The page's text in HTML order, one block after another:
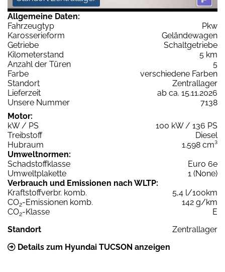
Allgemeine Daten:
Fahrzeugtyp
Pkw
Karosserieform
Geländewagen
Getriebe
Schaltgetriebe
Kilometerstand
5 km
Anzahl der Türen
5
Farbe
verschiedene Farben
Standort
Zentrallager
Lieferzeit
ab ca. 15.11.2026
Unsere Nummer
7138
Motor:
kW / PS
100 kW / 136 PS
Treibstoff
Diesel
Hubraum
1.598 cm³
Umweltnormen:
Schadstoffklasse
Euro 6e
Umweltplakette
1 (None)
Verbrauch und Emissionen nach WLTP:
Kraftstoffverbr. komb.
5,4 l/100km
CO2-Emissionen komb.
142 g/km
CO2-Klasse
E
Standort
Zentrallager
Details zum Hyundai TUCSON anzeigen